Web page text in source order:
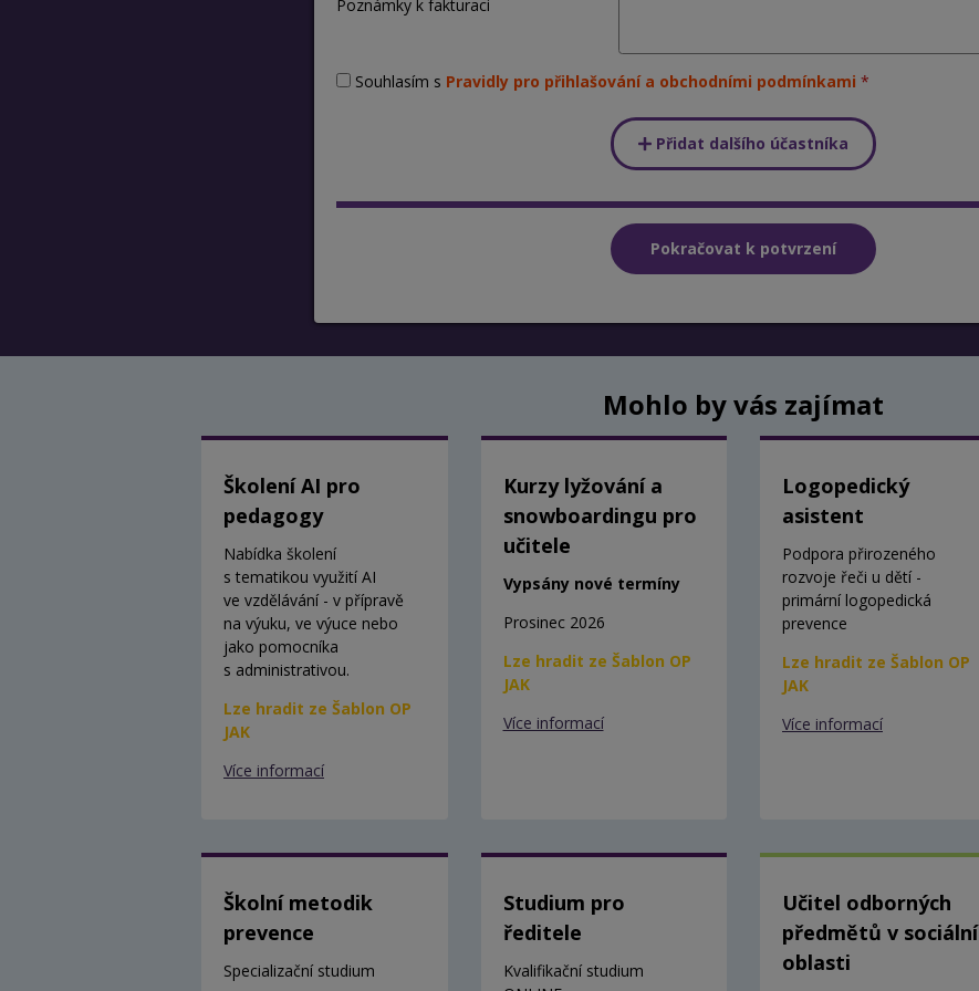
Poznámky k fakturaci
Souhlasím s Pravidly pro přihlašování a obchodními podmínkami
Přidat dalšího účastníka
Mohlo by vás zajímat
Školení AI pro
pedagogy
Nabídka školení
s tematikou využití AI
ve vzdělávání - v přípravě
na výuku, ve výuce nebo
jako pomocníka
s administrativou.
Lze hradit ze Šablon OP
JAK
Více informací
Kurzy lyžování a
snowboardingu pro
učitele
Vypsány nové termíny
Prosinec 2026
Lze hradit ze Šablon OP
JAK
Více informací
Logopedický
asistent
Podpora přirozeného
rozvoje řeči u dětí -
primární logopedická
prevence
Lze hradit ze Šablon OP
JAK
Více informací
Školní metodik
prevence
Specializační studium
Studium pro
ředitele
Kvalifikační studium
Učitel odborných
předmětů v sociální
oblasti